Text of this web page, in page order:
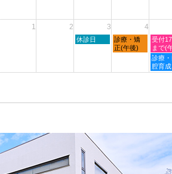
月
2026
月
2026
1 2 3 4
木
月
休診日
金
曜
月
診療・矯
正(午後)
土
曜
日,
9
月
受付
まで(
土
曜
日,
診療・
腔育成